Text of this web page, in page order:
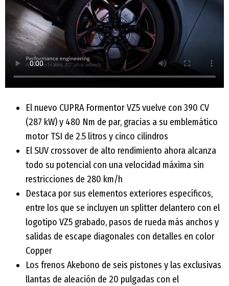
El nuevo CUPRA Formentor VZ5 vuelve con 390 CV
(287 kW) y 480 Nm de par, gracias a su emblemático
motor TSI de 2.5 litros y cinco cilindros
El SUV crossover de alto rendimiento ahora alcanza
todo su potencial con una velocidad máxima sin
restricciones de 280 km/h
Destaca por sus elementos exteriores específicos,
entre los que se incluyen un splitter delantero con el
logotipo VZ5 grabado, pasos de rueda más anchos y
salidas de escape diagonales con detalles en color
Copper
Los frenos Akebono de seis pistones y las exclusivas
llantas de aleación de 20 pulgadas con el